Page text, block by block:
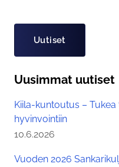
Uutiset
Uusimmat uutiset
Kiila-kuntoutus –
hyvinvointiin
Julkaistu:
10.6.2026
Vuoden 2026